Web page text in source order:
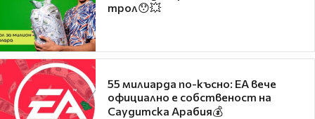
трол😯💥
55 милиарда по-късно: EA вече
официално е собственост на
Саудитска Арабия💰